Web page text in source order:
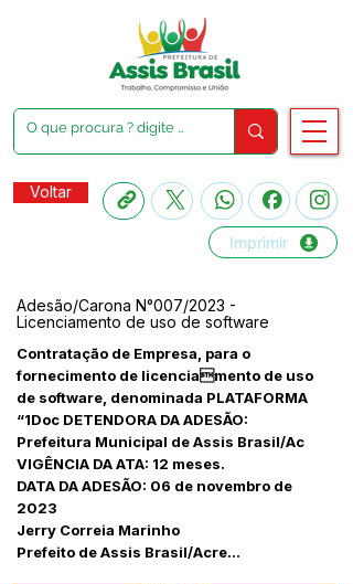
Voltar
Imprimir
Adesão/Carona N°007/2023 -
Licenciamento de uso de software
Contratação de Empresa, para o
fornecimento de licenciamento de uso
de software, denominada PLATAFORMA
“1Doc DETENDORA DA ADESÃO:
Prefeitura Municipal de Assis Brasil/Ac
VIGÊNCIA DA ATA: 12 meses.
DATA DA ADESÃO: 06 de novembro de
2023
Jerry Correia Marinho
Prefeito de Assis Brasil/Acre...